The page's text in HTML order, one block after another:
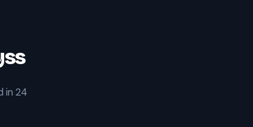
in 24